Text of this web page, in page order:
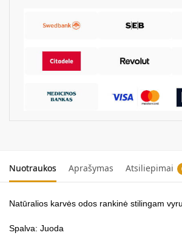
Nuotraukos Aprašymas Atsiliepimai
Natūralios karvės odos rankinė stilingam
Spalva: Juoda